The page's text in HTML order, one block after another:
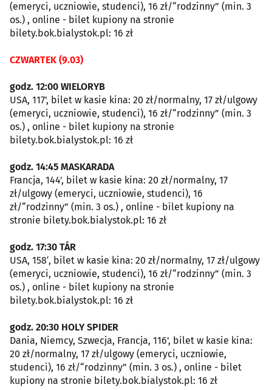
(emeryci, uczniowie, studenci), 16 zł/“rodzinny” (min. 3
os.) , online - bilet kupiony na stronie
bilety.bok.bialystok.pl: 16 zł
CZWARTEK (9.03)
godz. 12:00 WIELORYB
USA, 117', bilet w kasie kina: 20 zł/normalny, 17 zł/ulgowy
(emeryci, uczniowie, studenci), 16 zł/“rodzinny” (min. 3
os.) , online - bilet kupiony na stronie
bilety.bok.bialystok.pl: 16 zł
godz. 14:45 MASKARADA
Francja, 144', bilet w kasie kina: 20 zł/normalny, 17
zł/ulgowy (emeryci, uczniowie, studenci), 16
zł/“rodzinny” (min. 3 os.) , online - bilet kupiony na
stronie bilety.bok.bialystok.pl: 16 zł
godz. 17:30 TÁR
USA, 158′, bilet w kasie kina: 20 zł/normalny, 17 zł/ulgowy
(emeryci, uczniowie, studenci), 16 zł/“rodzinny” (min. 3
os.) , online - bilet kupiony na stronie
bilety.bok.bialystok.pl: 16 zł
godz. 20:30 HOLY SPIDER
Dania, Niemcy, Szwecja, Francja, 116', bilet w kasie kina:
20 zł/normalny, 17 zł/ulgowy (emeryci, uczniowie,
studenci), 16 zł/“rodzinny” (min. 3 os.) , online - bilet
kupiony na stronie bilety.bok.bialystok.pl: 16 zł